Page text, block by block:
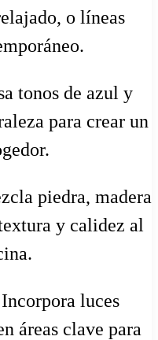
o líneas
tonos de azul y
para crear un
piedra, madera
y calidez al
luces
áreas clave para